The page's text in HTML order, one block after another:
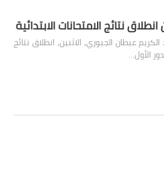
نتائج الامتحانات الابتدائية
عبطان الجبوري، الاثنين، انطلاق نتائج
الأول…